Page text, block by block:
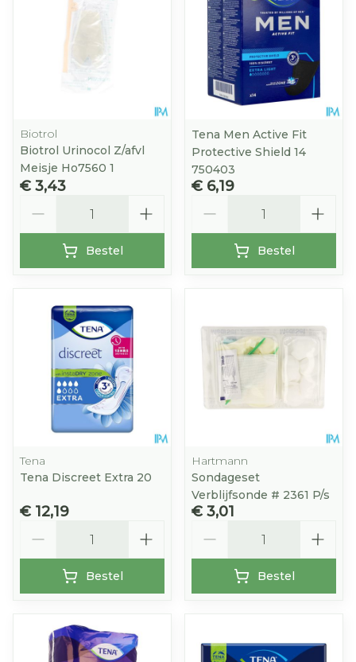
Biotrol
Biotrol Urinocol Z/afvl
Meisje Ho7560 1
€ 3,43
Bestel
Tena Men Active Fit
Protective Shield 14
750403
€ 6,19
Bestel
Tena
Tena Discreet Extra 20
€ 12,19
Bestel
Hartmann
Sondageset
Verblijfsonde # 2361 P/s
€ 3,01
Bestel